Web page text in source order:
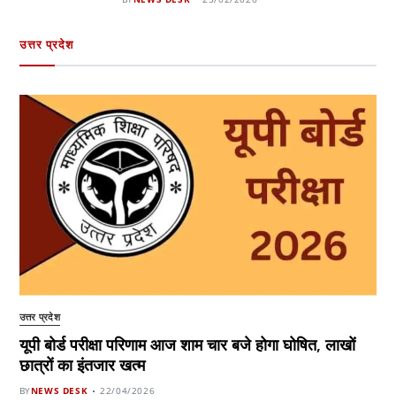
उत्तर प्रदेश
उत्तर प्रदेश
यूपी बोर्ड परीक्षा परिणाम आज शाम चार बजे होगा घोषित, लाखों
छात्रों का इंतजार खत्म
BYNEWS DESK 22/04/2026